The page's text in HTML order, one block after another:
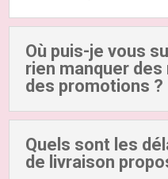
Où puis-je vous
rien manquer
des promotions ?
Quels sont les
de livraison